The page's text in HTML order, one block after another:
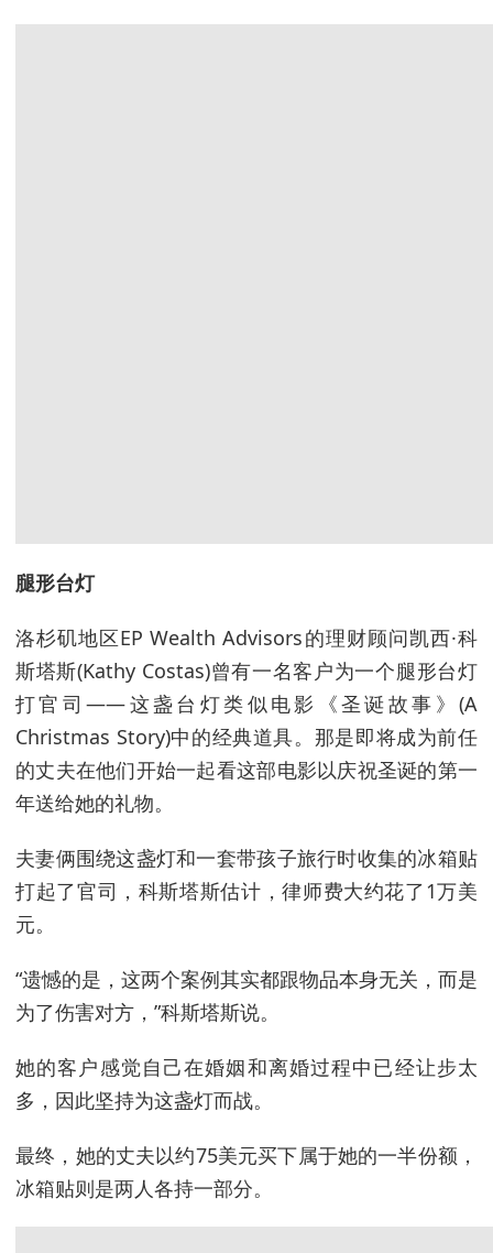
腿形台灯
洛杉矶地区EP Wealth Advisors的理财顾问凯西·科
斯塔斯(Kathy Costas)曾有一名客户为一个腿形台灯
打官司——这盏台灯类似电影《圣诞故事》(A
Christmas Story)中的经典道具。那是即将成为前任
的丈夫在他们开始一起看这部电影以庆祝圣诞的第一
年送给她的礼物。
夫妻俩围绕这盏灯和一套带孩子旅行时收集的冰箱贴
打起了官司，科斯塔斯估计，律师费大约花了1万美
元。
“遗憾的是，这两个案例其实都跟物品本身无关，而是
为了伤害对方，”科斯塔斯说。
她的客户感觉自己在婚姻和离婚过程中已经让步太
多，因此坚持为这盏灯而战。
最终，她的丈夫以约75美元买下属于她的一半份额，
冰箱贴则是两人各持一部分。